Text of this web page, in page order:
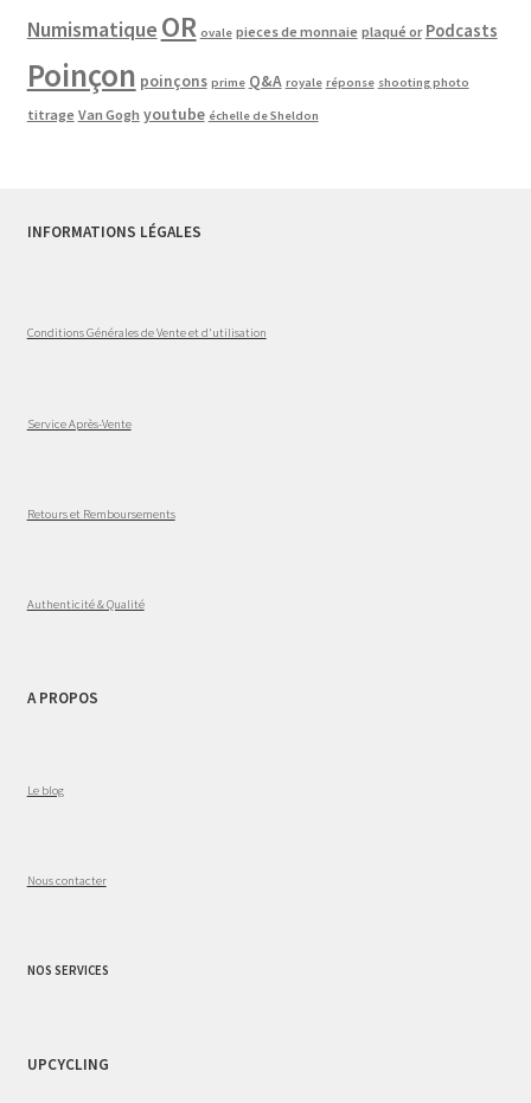
Numismatique OR ovale pieces de monnaie plaqué or Podcasts
Poinçon poinçons prime Q&A royale réponse shooting photo
titrage Van Gogh youtube échelle de Sheldon
INFORMATIONS LÉGALES
Conditions Générales de Vente et d'utilisation
Service Après-Vente
Retours et Remboursements
Authenticité & Qualité
A PROPOS
Le blog
Nous contacter
NOS SERVICES
UPCYCLING